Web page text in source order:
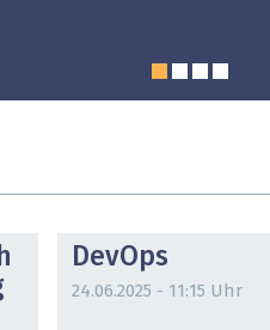
DevOps
24.06.2025 - 11:15 Uhr